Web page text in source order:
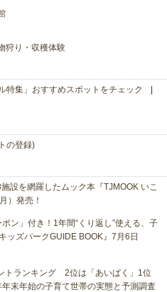
狩り・収穫体験
特集」おすすめスポットをチェック
の登録)
設を網羅したムック本『TJMOOK いこ
）発売！
ン」付き！1年間“くり返し”使える、子
ッズパークGUIDE BOOK』7月6日
トランキング 2位は「あいぱく」1位
末年始の子育て世帯の実態と予測調査